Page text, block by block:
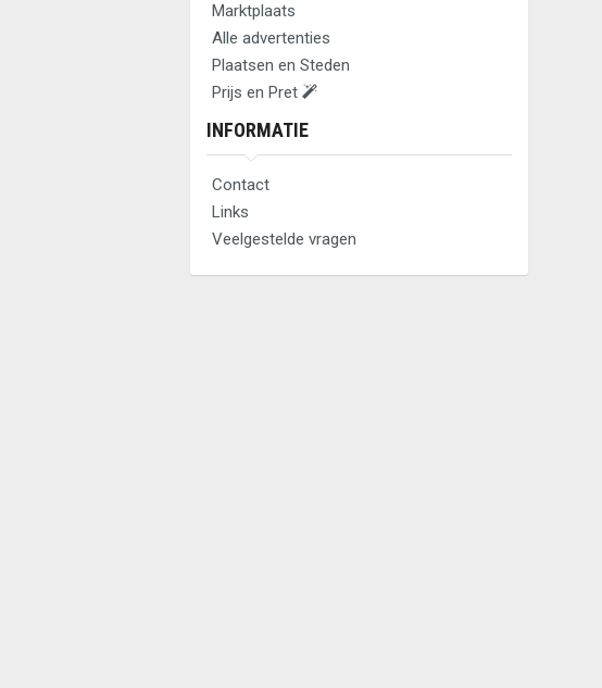
Marktplaats
Alle advertenties
Plaatsen en Steden
Prijs en Pret
INFORMATIE
Contact
Links
Veelgestelde vragen